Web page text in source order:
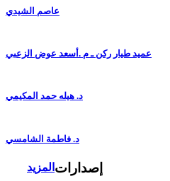
عاصم الشيدي
عميد طيار ركن ـ م .أسعد عوض الزعبي
د. هيله حمد المكيمي
د. فاطمة الشامسي
المزيد إصدارات